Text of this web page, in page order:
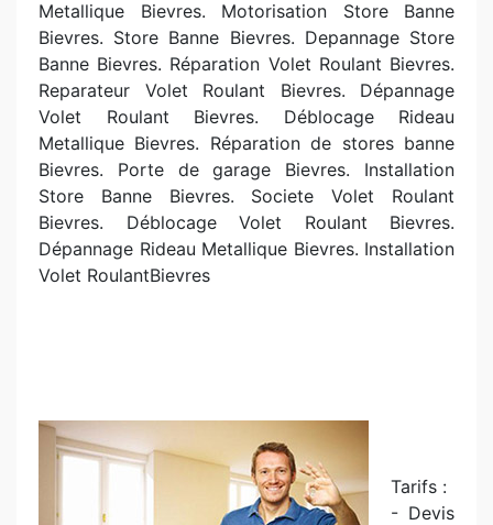
Metallique Bievres. Motorisation Store Banne
Bievres. Store Banne Bievres. Depannage Store
Banne Bievres. Réparation Volet Roulant Bievres.
Reparateur Volet Roulant Bievres. Dépannage
Volet Roulant Bievres. Déblocage Rideau
Metallique Bievres. Réparation de stores banne
Bievres. Porte de garage Bievres. Installation
Store Banne Bievres. Societe Volet Roulant
Bievres. Déblocage Volet Roulant Bievres.
Dépannage Rideau Metallique Bievres. Installation
Volet RoulantBievres
Tarifs :
- Devis